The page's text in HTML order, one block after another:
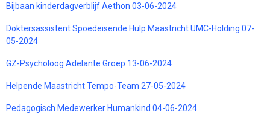
Bijbaan kinderdagverblijf Aethon 03-06-2024
Doktersassistent Spoedeisende Hulp Maastricht UMC-Holding 07-
05-2024
GZ-Psycholoog Adelante Groep 13-06-2024
Helpende Maastricht Tempo-Team 27-05-2024
Pedagogisch Medewerker Humankind 04-06-2024